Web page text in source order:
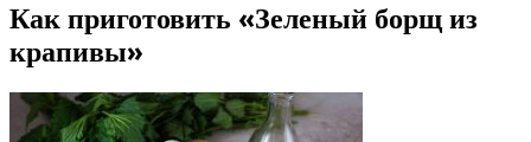
Как приготовить «Зеленый борщ из
крапивы»